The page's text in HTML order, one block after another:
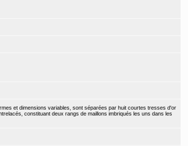
et dimensions variables, sont séparées par huit courtes tresses d'or
constituant deux rangs de maillons imbriqués les uns dans les